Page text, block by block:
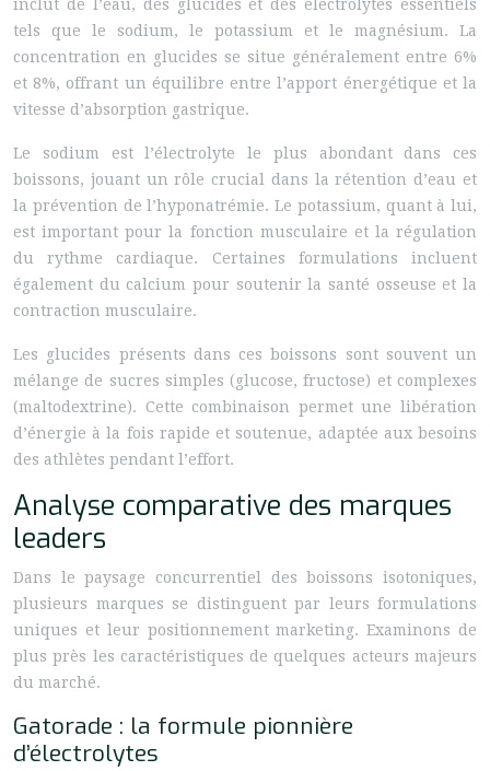
inclut de l’eau, des glucides et des électrolytes essentiels
tels que le sodium, le potassium et le magnésium. La
concentration en glucides se situe généralement entre 6%
et 8%, offrant un équilibre entre l’apport énergétique et la
vitesse d’absorption gastrique.
Le sodium est l’électrolyte le plus abondant dans ces
boissons, jouant un rôle crucial dans la rétention d’eau et
la prévention de l’hyponatrémie. Le potassium, quant à lui,
est important pour la fonction musculaire et la régulation
du rythme cardiaque. Certaines formulations incluent
également du calcium pour soutenir la santé osseuse et la
contraction musculaire.
Les glucides présents dans ces boissons sont souvent un
mélange de sucres simples (glucose, fructose) et complexes
(maltodextrine). Cette combinaison permet une libération
d’énergie à la fois rapide et soutenue, adaptée aux besoins
des athlètes pendant l’effort.
Analyse comparative des marques
leaders
Dans le paysage concurrentiel des boissons isotoniques,
plusieurs marques se distinguent par leurs formulations
uniques et leur positionnement marketing. Examinons de
plus près les caractéristiques de quelques acteurs majeurs
du marché.
Gatorade : la formule pionnière
d’électrolytes